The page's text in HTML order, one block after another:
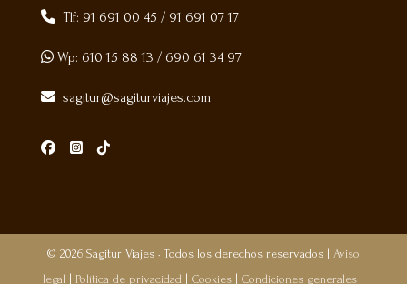
Tlf: 91 691 00 45 / 91 691 07 17
Wp: 610 15 88 13 / 690 61 34 97
sagitur@sagiturviajes.com
© 2026 Sagitur Viajes · Todos los derechos reservados |Aviso
legal
Política de privacidad |Cookies |Condiciones generales